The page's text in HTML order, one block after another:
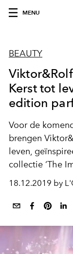
MENU
BEAUTY
Kerst tot
edition
Voor de
brengen
leven,
collectie ‘The
18.12.2019 by